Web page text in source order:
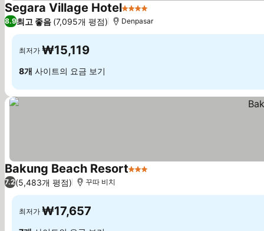
Segara Village Hotel4 성급
8.9최고 좋음 (7,095개 평점) Denpasar
최저가 ₩15,119
8개 사이트의 요금 보기
Bakung Beach Resort3 성급
7.2(5,483개 평점) 꾸따 비치
최저가 ₩17,657